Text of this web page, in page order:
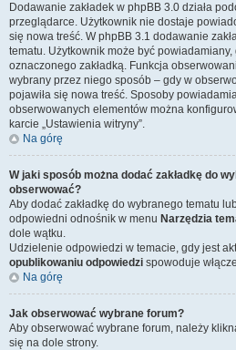
Dodawanie zakładek w phpBB 3.0 działa
przeglądarce. Użytkownik nie dostaje
się nowa treść. W phpBB 3.1 dodawanie
tematu. Użytkownik może być
oznaczonego zakładką. Funkcja
wybrany przez niego sposób – gdy w
pojawiła się nowa treść. Sposoby
obserwowanych elementów można
karcie „Ustawienia witryny”.
Na górę
W jaki sposób można dodać zakładkę do
obserwować?
Aby dodać zakładkę do wybranego tematu
odpowiedni odnośnik w menu Narzędzia
dole wątku.
Udzielenie odpowiedzi w temacie, gdy jest
opublikowaniu odpowiedzi spowoduje
Na górę
Jak obserwować wybrane forum?
Aby obserwować wybrane forum, należy
się na dole strony.